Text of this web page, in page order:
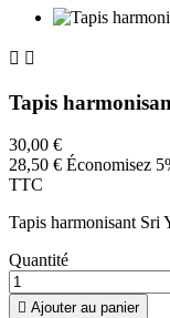
 
Tapis
30,00 €
28,50 € Économisez
TTC
Tapis harmonisant Sri
Quantité
 Ajouter au panier